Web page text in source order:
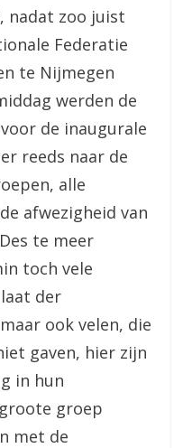
nadat zoo juist
Federatie
te Nijmegen
werden de
de inaugurale
reeds naar de
alle
afwezigheid van
te meer
toch vele
der
ook velen, die
gaven, hier zijn
in hun
groep
met de